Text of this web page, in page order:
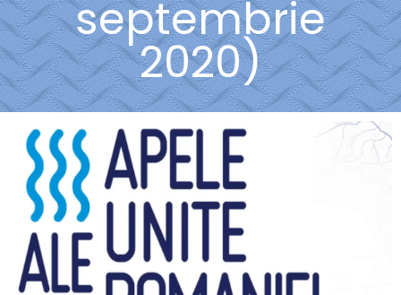
septembrie
2020)